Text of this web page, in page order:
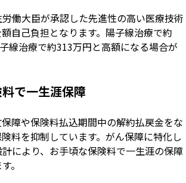
働大臣が承認した先進性の高い医療技術
自己負担となります。陽子線治療で約
線治療で約313万円と高額になる場合が
で一生涯保障
障や保険料払込期間中の解約払戻金をな
料を抑制しています。がん保障に特化し
により、お手頃な保険料で一生涯の保障
。